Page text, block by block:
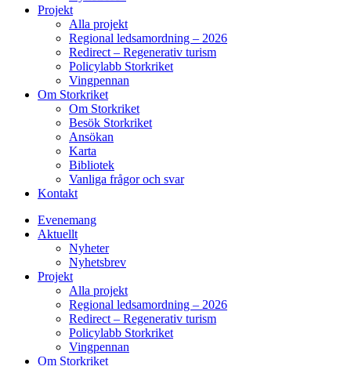
Projekt
Alla projekt
Regional ledsamordning – 2026
Redirect – Regenerativ turism
Policylabb Storkriket
Vingpennan
Om Storkriket
Om Storkriket
Besök Storkriket
Ansökan
Karta
Bibliotek
Vanliga frågor och svar
Kontakt
Evenemang
Aktuellt
Nyheter
Nyhetsbrev
Projekt
Alla projekt
Regional ledsamordning – 2026
Redirect – Regenerativ turism
Policylabb Storkriket
Vingpennan
Om Storkriket